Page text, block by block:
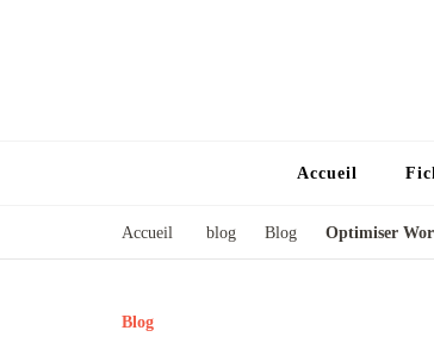
Accueil
Accueil blog Blog Optimiser
Blog